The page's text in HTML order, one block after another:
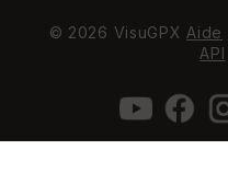
© 2026 VisuGPX Aide
API